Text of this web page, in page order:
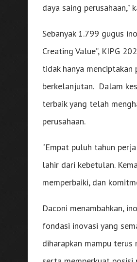
daya saing perusahaan,”
Sebanyak 1.799 gugus
Creating Value”, KIPG
tidak hanya
berkelanjutan. Dalam
terbaik yang telah
perusahaan.
“Empat puluh tahun
lahir dari kebetulan.
memperbaiki, dan
Daconi menambahkan,
fondasi inovasi yang
diharapkan mampu